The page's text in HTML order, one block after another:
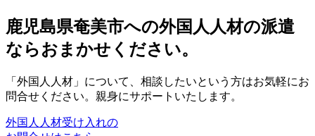
鹿児島県奄美市への外国人人材の派遣
ならおまかせください。
「外国人人材」について、相談したいという方はお気軽にお
問合せください。親身にサポートいたします。
外国人人材受け入れの